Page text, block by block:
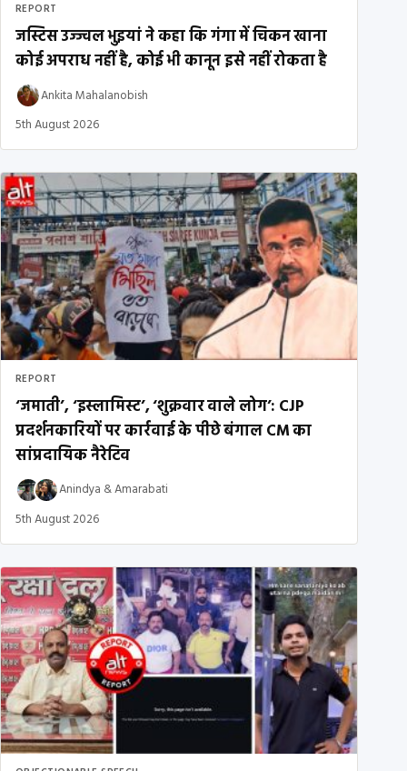
REPORT
जस्टिस उज्ज्वल भुइयां ने कहा कि गंगा में चिकन खाना
कोई अपराध नहीं है, कोई भी कानून इसे नहीं रोकता है
Ankita Mahalanobish
5th August 2026
REPORT
‘जमाती’, ‘इस्लामिस्ट’, ‘शुक्रवार वाले लोग’: CJP
प्रदर्शनकारियों पर कार्रवाई के पीछे बंगाल CM का
सांप्रदायिक नैरेटिव
Anindya &Amarabati
5th August 2026